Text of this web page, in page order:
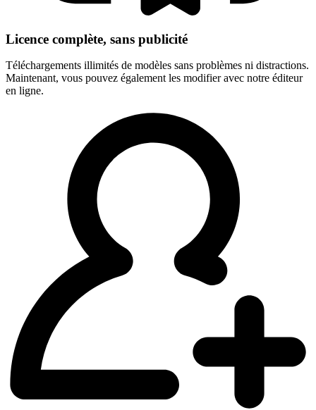
Licence complète, sans publicité
Téléchargements illimités de modèles sans problèmes ni distractions.
Maintenant, vous pouvez également les modifier avec notre éditeur
en ligne.